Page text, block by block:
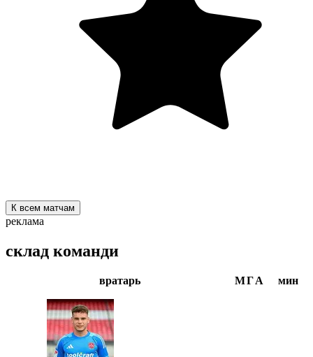
К всем матчам
реклама
склад команди
вратарь МГА мин